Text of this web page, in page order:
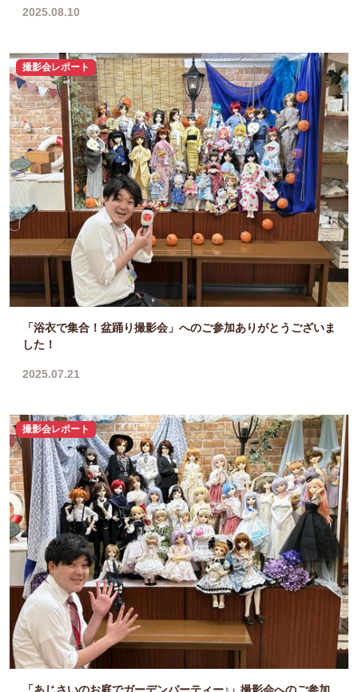
2025.08.10
撮影会レポート
「浴衣で集合！盆踊り撮影会」へのご参加ありがとうございま
した！
2025.07.21
撮影会レポート